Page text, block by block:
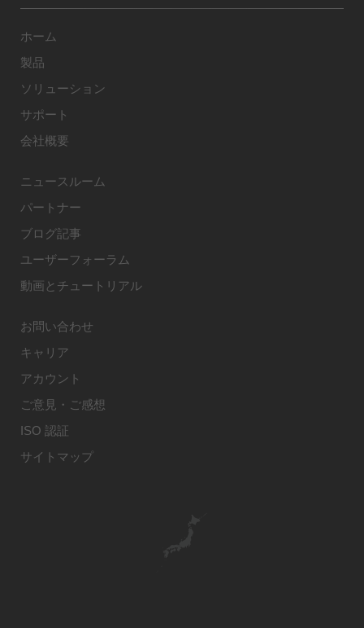
ホーム
製品
ソリューション
サポート
会社概要
ニュースルーム
パートナー
ブログ記事
ユーザーフォーラム
動画とチュートリアル
お問い合わせ
キャリア
アカウント
ご意見・ご感想
ISO 認証
サイトマップ